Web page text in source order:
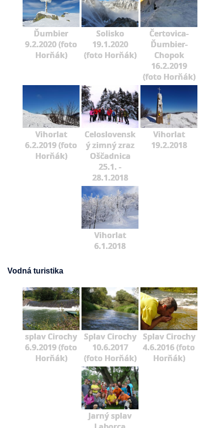
Ďumbier
9.2.2020 (foto
Horňák)
Solisko
19.1.2020
(foto Horňák)
Čertovica-
Ďumbier-
Chopok
16.2.2019
(foto Horňák)
Vihorlat
6.2.2019 (foto
Horňák)
Celoslovensk
ý zimný zraz
Oščadnica
25.1. -
28.1.2018
Vihorlat
19.2.2018
Vihorlat
6.1.2018
Vodná turistika
splav Cirochy
6.9.2019 (foto
Horňák)
Splav Cirochy
10.6.2017
(foto Horňák)
Splav Cirochy
4.6.2016 (foto
Horňák)
Jarný splav